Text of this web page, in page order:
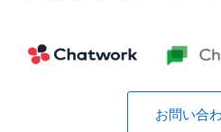
お問い合